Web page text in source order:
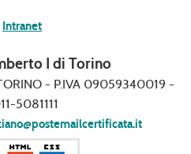
Intranet
I di Torino
- P.IVA 09059340019 -
5081111